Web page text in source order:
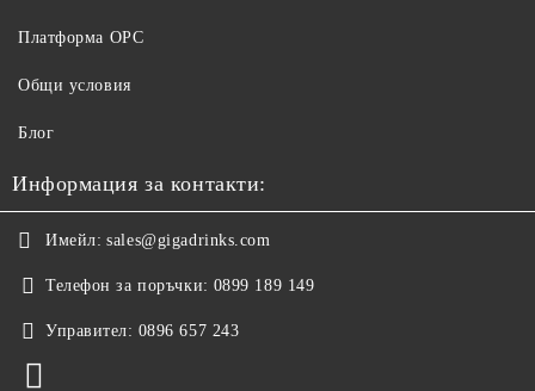
Платформа ОРС
Общи условия
Блог
Информация за контакти:
Имейл: sales@gigadrinks.com
Телефон за поръчки: 0899 189 149
Управител: 0896 657 243